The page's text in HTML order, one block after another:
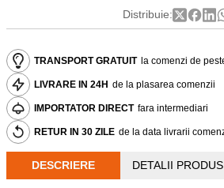
Distribuie:
TRANSPORT GRATUIT la comenzi de
LIVRARE IN 24H de la plasarea comenzii
IMPORTATOR DIRECT fara intermediari
RETUR IN 30 ZILE de la data livrarii
DESCRIERE DETALII PRODUS